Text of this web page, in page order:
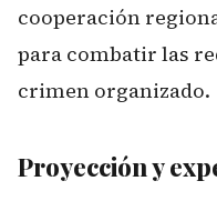
cooperación
para combatir las
crimen organizado.
Proyección y